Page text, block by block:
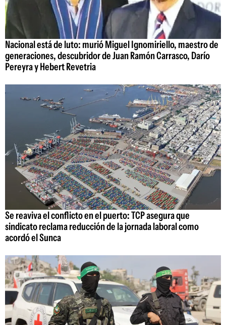
Nacional está de luto: murió Miguel Ignomiriello, maestro de
generaciones, descubridor de Juan Ramón Carrasco, Darío
Pereyra y Hebert Revetria
Se reaviva el conflicto en el puerto: TCP asegura que
sindicato reclama reducción de la jornada laboral como
acordó el Sunca